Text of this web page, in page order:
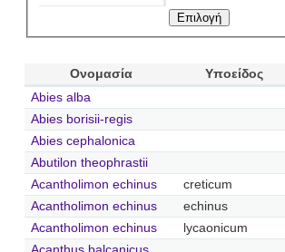
Ονομασία Υποείδος
Abies alba
Abies borisii-regis
Abies cephalonica
Abutilon theophrastii
Acantholimon echinus
creticum
Acantholimon echinus
echinus
Acantholimon echinus
lycaonicum